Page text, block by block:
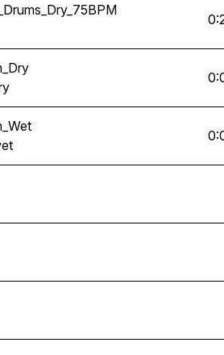
loops) 77 Drum One
hop, and jazz fusion!
선택